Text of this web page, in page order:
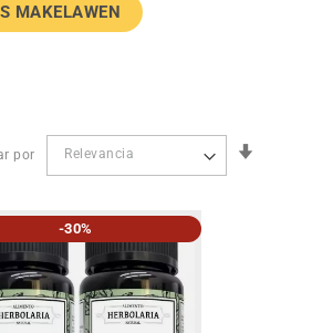
MAKELAWEN
por
-30%